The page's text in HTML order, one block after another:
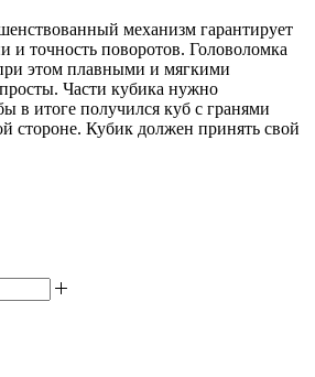
механизм гарантирует
и точность поворотов. Головоломка
этом плавными и мягкими
Части кубика нужно
в итоге получился куб с гранями
стороне. Кубик должен принять свой